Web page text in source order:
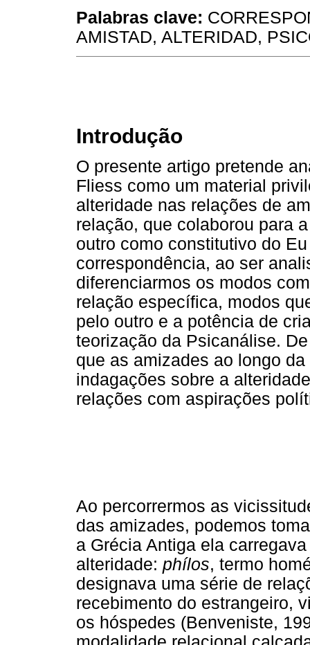
Palabras clave:
AMISTAD, ALTERIDAD,
Introdução
O presente artigo pretende
Fliess como um material
alteridade nas relações de
relação, que colaborou para
outro como constitutivo do
correspondência, ao ser
diferenciarmos os modos
relação específica, modos
pelo outro e a potência de
teorização da Psicanálise.
que as amizades ao longo
indagações sobre a
relações com aspirações
Ao percorrermos as
das amizades, podemos
a Grécia Antiga ela
alteridade: phílos, termo
designava uma série de
recebimento do estrangeiro,
os hóspedes (Benveniste,